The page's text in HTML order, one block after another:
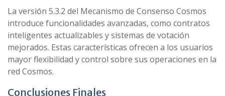
La versión 5.3.2 del Mecanismo de Consenso Cosmos
introduce funcionalidades avanzadas, como contratos
inteligentes actualizables y sistemas de votación
mejorados. Estas características ofrecen a los usuarios
mayor flexibilidad y control sobre sus operaciones en la
red Cosmos.
Conclusiones Finales